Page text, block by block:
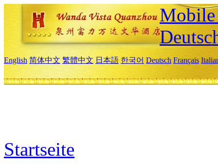
English 简体中文 繁體中文 日本語 한국어 Deutsch Français
Startseite